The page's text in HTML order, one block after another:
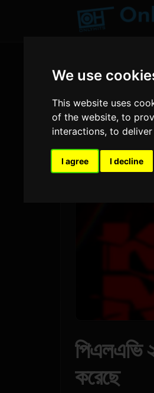
We use
This website uses
of the website,to
interactions,to
I agree I decline
পিএলএভি
করেছে